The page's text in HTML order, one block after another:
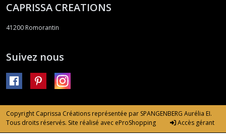
CAPRISSA CREATIONS
41200 Romorantin
Suivez nous
Copyright Caprissa Créations représentée par SPANGENBERG Aurélia EI.
Tous droits réservés. Site réalisé avec eProShopping Accès gérant